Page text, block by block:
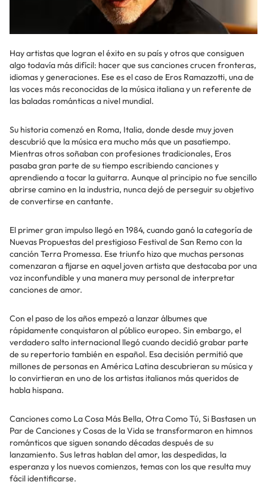
Hay artistas que logran el éxito en su país y otros que consiguen
algo todavía más difícil: hacer que sus canciones crucen fronteras,
idiomas y generaciones. Ese es el caso de Eros Ramazzotti, una de
las voces más reconocidas de la música italiana y un referente de
las baladas románticas a nivel mundial.
Su historia comenzó en Roma, Italia, donde desde muy joven
descubrió que la música era mucho más que un pasatiempo.
Mientras otros soñaban con profesiones tradicionales, Eros
pasaba gran parte de su tiempo escribiendo canciones y
aprendiendo a tocar la guitarra. Aunque al principio no fue sencillo
abrirse camino en la industria, nunca dejó de perseguir su objetivo
de convertirse en cantante.
El primer gran impulso llegó en 1984, cuando ganó la categoría de
Nuevas Propuestas del prestigioso Festival de San Remo con la
canción Terra Promessa. Ese triunfo hizo que muchas personas
comenzaran a fijarse en aquel joven artista que destacaba por una
voz inconfundible y una manera muy personal de interpretar
canciones de amor.
Con el paso de los años empezó a lanzar álbumes que
rápidamente conquistaron al público europeo. Sin embargo, el
verdadero salto internacional llegó cuando decidió grabar parte
de su repertorio también en español. Esa decisión permitió que
millones de personas en América Latina descubrieran su música y
lo convirtieran en uno de los artistas italianos más queridos de
habla hispana.
Canciones como La Cosa Más Bella, Otra Como Tú, Si Bastasen un
Par de Canciones y Cosas de la Vida se transformaron en himnos
románticos que siguen sonando décadas después de su
lanzamiento. Sus letras hablan del amor, las despedidas, la
esperanza y los nuevos comienzos, temas con los que resulta muy
fácil identificarse.